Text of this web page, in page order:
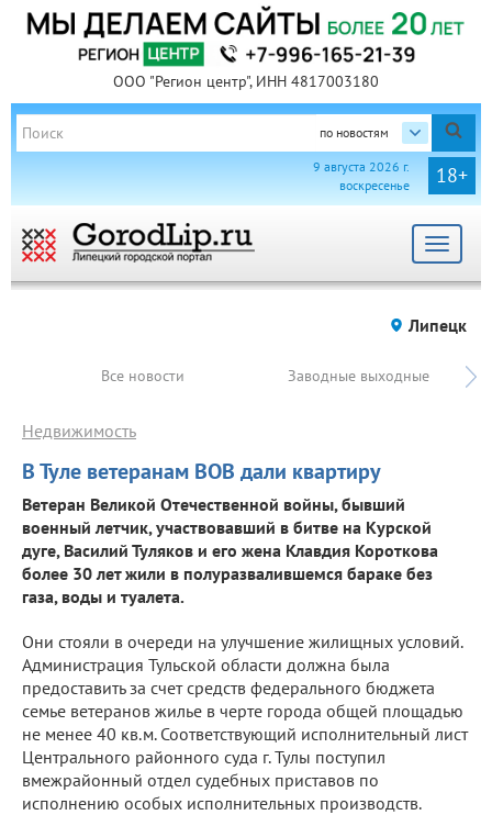
ООО "Регион центр", ИНН 4817003180
по новостям
18+
9 августа 2026 г.
воскресенье
Toggle
Липецк
Все новости Заводные выходные
В Туле ветеранам ВОВ дали квартиру
Недвижимость
Ветеран Великой Отечественной войны, бывший
военный летчик, участвовавший в битве на Курской
дуге, Василий Туляков и его жена Клавдия Короткова
более 30 лет жили в полуразвалившемся бараке без
газа, воды и туалета.
Они стояли в очереди на улучшение жилищных условий.
Администрация Тульской области должна была
предоставить за счет средств федерального бюджета
семье ветеранов жилье в черте города общей площадью
не менее 40 кв.м. Соответствующий исполнительный лист
Центрального районного суда г. Тулы поступил
вмежрайонный отдел судебных приставов по
исполнению особых исполнительных производств.